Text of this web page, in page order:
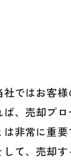
ではお客
、売却プロ
非常に重
て、売却